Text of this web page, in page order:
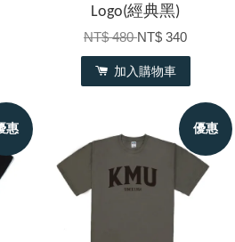
Logo(經典黑)
NT$ 480NT$ 340
加入購物車
惠 優惠